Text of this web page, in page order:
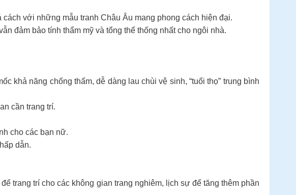
với những mẫu tranh Châu Âu mang phong cách hiện đại.
đảm bảo tính thẩm mỹ và tổng thể thống nhất cho ngôi nhà.
khả năng chống thấm, dễ dàng lau chùi vệ sinh, “tuổi thọ” trung bình
cần trang trí.
cho các bạn nữ.
dẫn.
trang trí cho các không gian trang nghiêm, lịch sự để tăng thêm phần